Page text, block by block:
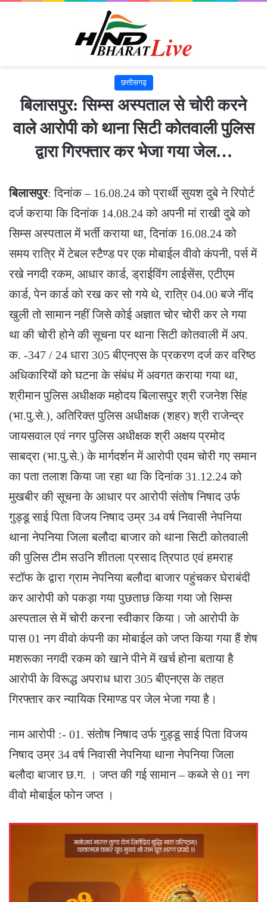
छत्तीसगढ़
बिलासपुर: सिम्स अस्पताल से चोरी करने
वाले आरोपी को थाना सिटी कोतवाली पुलिस
द्वारा गिरफ्तार कर भेजा गया जेल…
बिलासपुर: दिनांक – 16.08.24 को प्रार्थी सुयश दुबे ने रिपोर्ट
दर्ज कराया कि दिनांक 14.08.24 को अपनी मां राखी दुबे को
सिम्स अस्पताल में भर्ती कराया था, दिनांक 16.08.24 को
समय रात्रि में टेबल स्टैण्ड पर एक मोबाईल वीवो कंपनी, पर्स में
रखे नगदी रकम, आधार कार्ड, ड्राईविंग लाईसेंस, एटीएम
कार्ड, पेन कार्ड को रख कर सो गये थे, रात्रि 04.00 बजे नींद
खुली तो सामान नहीं जिसे कोई अज्ञात चोर चोरी कर ले गया
था की चोरी होने की सूचना पर थाना सिटी कोतवाली में अप.
क. -347 / 24 धारा 305 बीएनएस के प्रकरण दर्ज कर वरिष्ठ
अधिकारियों को घटना के संबंध में अवगत कराया गया था,
श्रीमान पुलिस अधीक्षक महोदय बिलासपुर श्री रजनेश सिंह
(भा.पु.से.), अतिरिक्त पुलिस अधीक्षक (शहर) श्री राजेन्द्र
जायसवाल एवं नगर पुलिस अधीक्षक श्री अक्षय प्रमोद
साबद्रा (भा.पु.से.) के मार्गदर्शन में आरोपी एवम चोरी गए समान
का पता तलाश किया जा रहा था कि दिनांक 31.12.24 को
मुखबीर की सूचना के आधार पर आरोपी संतोष निषाद उर्फ
गुड्डू साई पिता विजय निषाद उम्र 34 वर्ष निवासी नेपनिया
थाना नेपनिया जिला बलौदा बाजार को थाना सिटी कोतवाली
की पुलिस टीम सउनि शीतला प्रसाद त्रिपाठ एवं हमराह
स्टॉफ के द्वारा ग्राम नेपनिया बलौदा बाजार पहुंचकर घेराबंदी
कर आरोपी को पकड़ा गया पुछताछ किया गया जो सिम्स
अस्पताल से में चोरी करना स्वीकार किया। जो आरोपी के
पास 01 नग वीवो कंपनी का मोबाईल को जप्त किया गया हैं शेष
मशरूका नगदी रकम को खाने पीने में खर्च होना बताया है
आरोपी के विरूद्ध अपराध धारा 305 बीएनएस के तहत
गिरफ्तार कर न्यायिक रिमाण्ड पर जेल भेजा गया है।
नाम आरोपी :- 01. संतोष निषाद उर्फ गुड्डू साई पिता विजय
निषाद उम्र 34 वर्ष निवासी नेपनिया थाना नेपनिया जिला
बलौदा बाजार छ.ग. । जप्त की गई सामान – कब्जे से 01 नग
वीवो मोबाईल फोन जप्त ।